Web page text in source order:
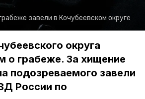
завели в Кочубеевском округе
округа
о грабеже. За хищение
подозреваемого завели
России по